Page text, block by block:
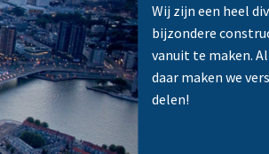
Wij zijn een heel
bijzondere
vanuit te maken.
daar maken we
delen!